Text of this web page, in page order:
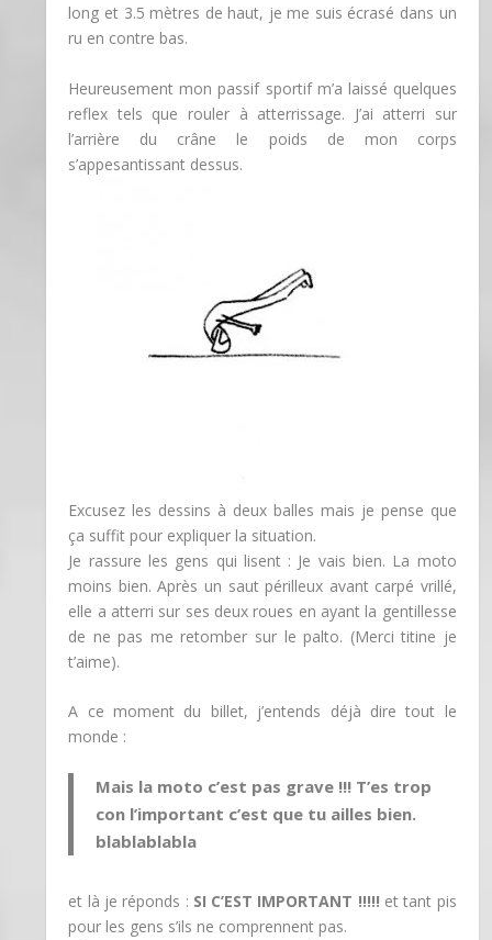
long et 3.5 mètres de haut, je me suis écrasé dans un
ru en contre bas.
Heureusement mon passif sportif m’a laissé quelques
reflex tels que rouler à atterrissage. J’ai atterri sur
l’arrière du crâne le poids de mon corps
s’appesantissant dessus.
Excusez les dessins à deux balles mais je pense que
ça suffit pour expliquer la situation.
Je rassure les gens qui lisent : Je vais bien. La moto
moins bien. Après un saut périlleux avant carpé vrillé,
elle a atterri sur ses deux roues en ayant la gentillesse
de ne pas me retomber sur le palto. (Merci titine je
t’aime).
A ce moment du billet, j’entends déjà dire tout le
monde :
Mais la moto c’est pas grave !!! T’es trop
con l’important c’est que tu ailles bien.
blablablabla
et là je réponds : SI C’EST IMPORTANT !!!!! et tant pis
pour les gens s’ils ne comprennent pas.